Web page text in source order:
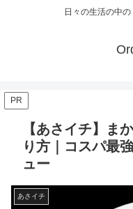
日々の生活の中の
PR
【あさイチ】ま
り方｜コスパ最
ュー
あさイチ